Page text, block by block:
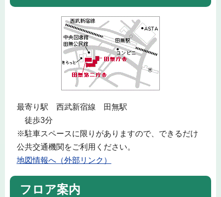
最寄り駅 西武新宿線 田無駅
徒歩3分
※駐車スペースに限りがありますので、できるだけ
公共交通機関をご利用ください。
地図情報へ（外部リンク）
フロア案内